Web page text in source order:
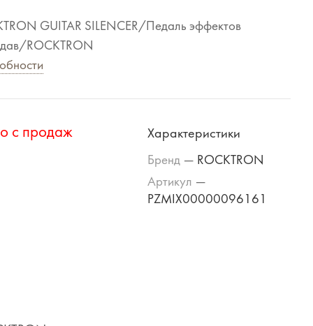
GUITAR SILENCER/Педаль эффектов
ROCKTRON
с продаж Характеристики
Бренд — ROCKTRON
Артикул —
PZMIX00000096161